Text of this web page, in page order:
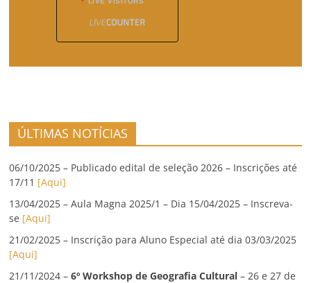
ÚLTIMAS NOTÍCIAS
06/10/2025 – Publicado edital de seleção 2026 – Inscrições até
17/11 [Aqui]
13/04/2025 – Aula Magna 2025/1 – Dia 15/04/2025 – Inscreva-
se [Aqui]
21/02/2025 – Inscrição para Aluno Especial até dia 03/03/2025
[Aqui]
21/11/2024 –6º Workshop de Geografia Cultural – 26 e 27 de